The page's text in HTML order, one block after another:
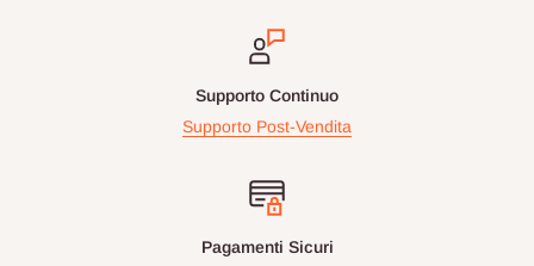
Supporto Continuo
Supporto Post-Vendita
Pagamenti Sicuri